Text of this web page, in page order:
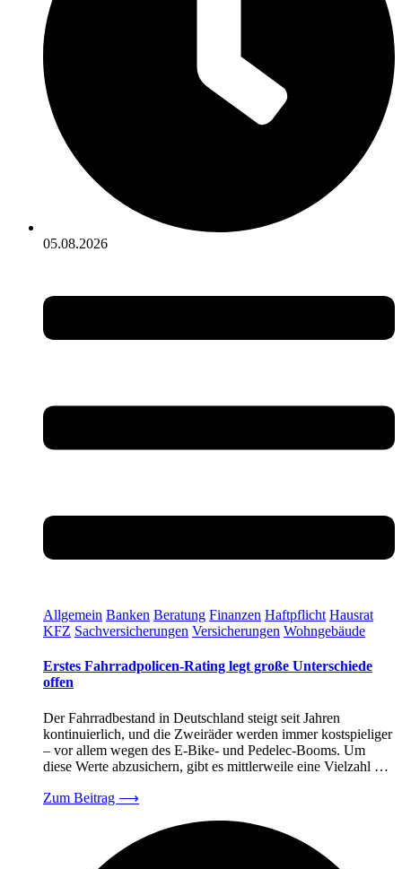
05.08.2026
Allgemein Banken Beratung Finanzen Haftpflicht Hausrat
KFZ Sachversicherungen Versicherungen Wohngebäude
Erstes Fahrradpolicen-Rating legt große Unterschiede
offen
Der Fahrradbestand in Deutschland steigt seit Jahren
kontinuierlich, und die Zweiräder werden immer kostspieliger
– vor allem wegen des E-Bike- und Pedelec-Booms. Um
diese Werte abzusichern, gibt es mittlerweile eine Vielzahl …
Zum Beitrag ⟶